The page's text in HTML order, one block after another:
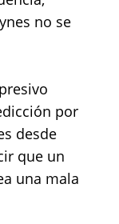
no se
por
desde
que un
una mala